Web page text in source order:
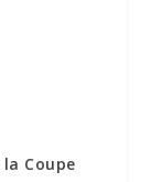
Coupe